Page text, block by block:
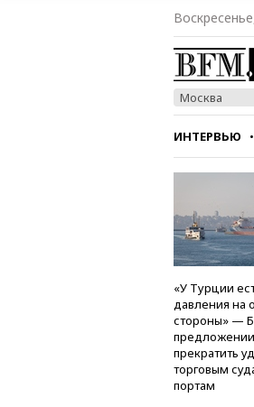
Москва
ИНТЕРВЬЮ
СТИЛЬ
«У Турции
давления на
стороны» —
прекратить
торговым
портам